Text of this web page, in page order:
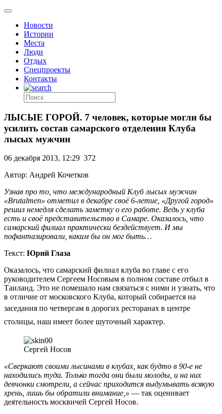
Новости
Истории
Места
Люди
Отдых
Спецпроекты
Контакты
ЛЫСЫЕ ГОРОЙ. 7 человек, которые могли бы
усилить состав самарского отделения Клуба
лысых мужчин
06 декабря 2013, 12:29 372
Автор: Андрей Кочетков
Узнав про то, что международный Клуб лысых мужчин
«Brutalmen» отметил в декабре своё 6-летие, «Другой город»
решил немедля сделать заметку о его работе. Ведь у клуба
есть и своё представительство в Самаре. Оказалось, что
самарский филиал практически бездействует. И мы
пофантазировали, каким бы он мог быть…
Текст: Юрий Глаза
Оказалось, что самарский филиал клуба во главе с его
руководителем Сергеем Носовым в полном составе отбыл в
Таиланд. Это не помешало нам связаться с ними и узнать, что
в отличие от московского Клуба, который собирается на
заседания по четвергам в дорогих ресторанах в центре
столицы, наш имеет более шуточный характер.
Сергей Носов
«Сверкают своими лысинами в клубах, как будто в 90-е не
находились туда. Только тогда они были молоды, и на них
девчонки смотрели, а сейчас приходится выдумывать всякую
хрень, лишь бы обратили внимание,» — так оценивает
деятельность москвичей Сергей Носов.